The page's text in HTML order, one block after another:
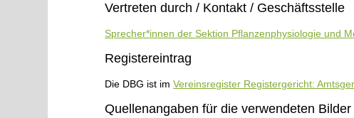
Vertreten durch / Kontakt / Geschäftsstelle
Sprecher*innen der Sektion Pflanzenphysiologie und
Registereintrag
Die DBG ist imVereinsregister Registergericht:
Quellenangaben für die verwendeten